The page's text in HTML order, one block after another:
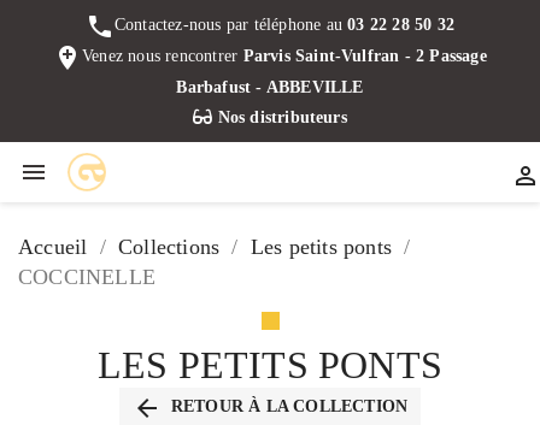
phone Contactez-nous par téléphone au03 22 28 50 32
add_locationVenez nous rencontrer Parvis Saint-Vulfran - 2 Passage
Barbafust - ABBEVILLE
Nos distributeurs
 
Accueil Collections
Les petits ponts
COCCINELLE
LES PETITS PONTS
arrow_back RETOUR À LA COLLECTION